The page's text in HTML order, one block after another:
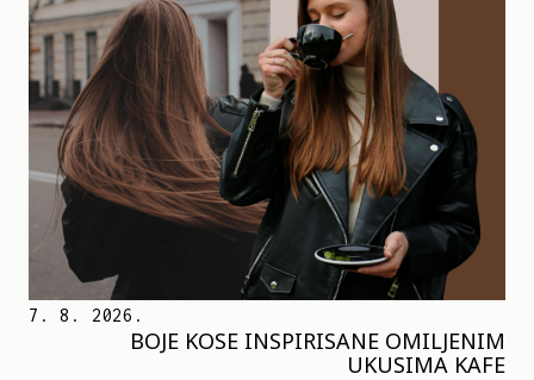
7. 8. 2026.
BOJE KOSE INSPIRISANE OMILJENIM
UKUSIMA KAFE